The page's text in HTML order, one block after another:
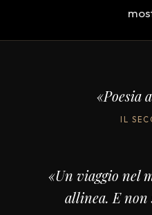
«Poesia
IL
«Un viaggio nel
allinea. E